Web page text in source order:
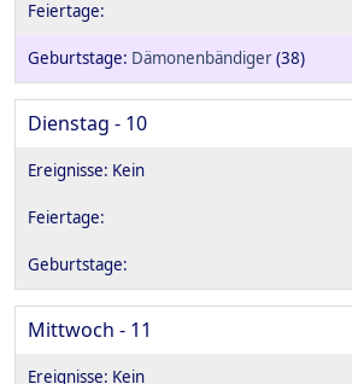
Dämonenbändiger(38)
Dienstag - 10
Mittwoch - 11